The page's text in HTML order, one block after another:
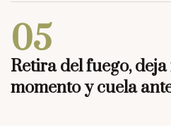
05
Retira del fuego,
momento y cuela